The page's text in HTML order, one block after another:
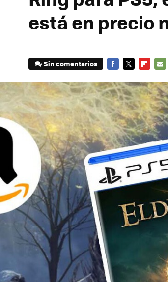
está en precio
Sin comentarios